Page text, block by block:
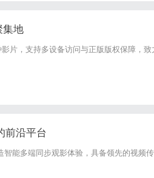
集地
片，支持多设备访问与正版版权保障，致
前沿平台
能多端同步观影体验，具备领先的视频传